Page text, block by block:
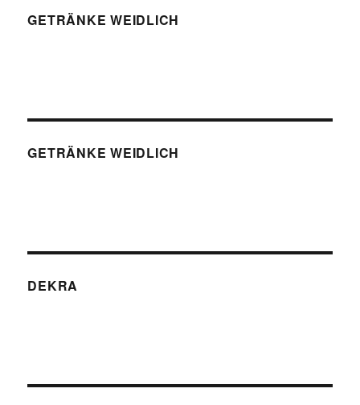
GETRÄNKE WEIDLICH
GETRÄNKE WEIDLICH
DEKRA